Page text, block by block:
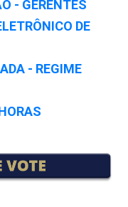
- GERENTES
DE
- REGIME